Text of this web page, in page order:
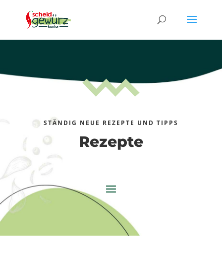
STÄNDIG NEUE REZEPTE UND TIPPS
Rezepte